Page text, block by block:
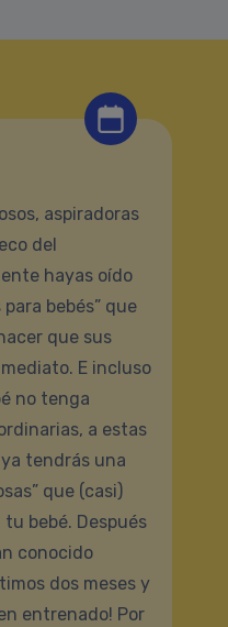
aspiradoras
del
hayas oído
bebés” que
que sus
E incluso
no tenga
a estas
tendrás una
que (casi)
bebé. Después
conocido
dos meses y
entrenado! Por